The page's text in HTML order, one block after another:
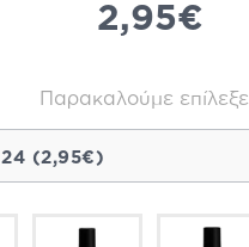
2,95€
Παρακαλούμε επίλεξε
24 (2,95€)